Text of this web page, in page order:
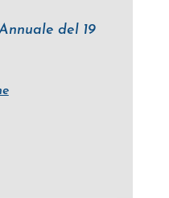
del 19